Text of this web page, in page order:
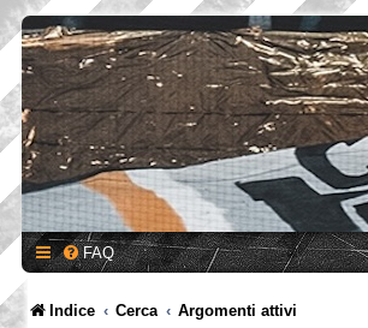
FAQ
Indice Cerca Argomenti attivi